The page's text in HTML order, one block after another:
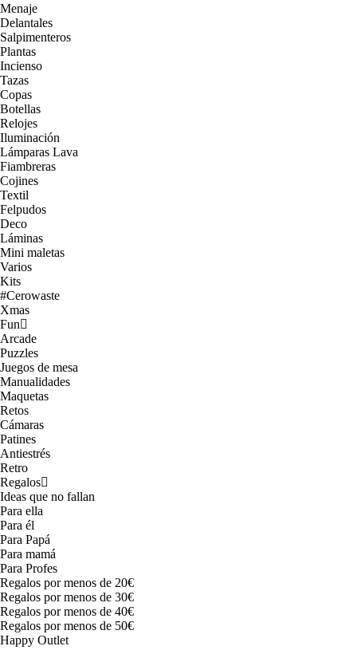
Menaje
Delantales
Salpimenteros
Plantas
Incienso
Tazas
Copas
Botellas
Relojes
Iluminación
Lámparas Lava
Fiambreras
Cojines
Textil
Felpudos
Deco
Láminas
Mini maletas
Varios
Kits
#Cerowaste
Xmas
Fun
Arcade
Puzzles
Juegos de mesa
Manualidades
Maquetas
Retos
Cámaras
Patines
Antiestrés
Retro
Regalos
Ideas que no fallan
Para ella
Para él
Para Papá
Para mamá
Para Profes
Regalos por menos de 20€
Regalos por menos de 30€
Regalos por menos de 40€
Regalos por menos de 50€
Happy Outlet